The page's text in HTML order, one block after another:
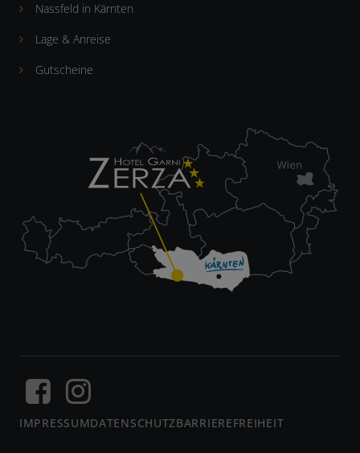
Nassfeld in Kärnten
Lage & Anreise
Gutscheine
IMPRESSUMDATENSCHUTZBARRIEREFREIHEIT